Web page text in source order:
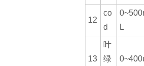
12
co
d
L
13
叶
绿